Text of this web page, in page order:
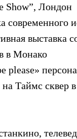
Show”, Лондон
современного
выставка
в Монако
please»
на Таймс сквер